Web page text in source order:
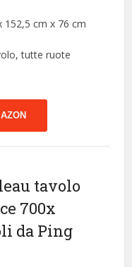
152,5 cm x 76 cm
tutte ruote
tavolo
700x
da Ping